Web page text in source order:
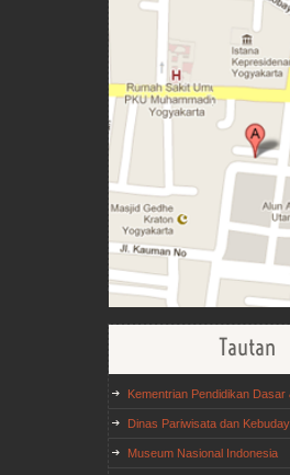
Tautan
Kementrian Pendidikan Dasar
Dinas Pariwisata dan
Museum Nasional Indonesia